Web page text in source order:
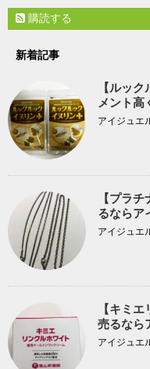
購読する
新着記事
【ルッ
メント高
アイジュエ
【プラ
るならア
アイジュエ
【キミ
売るなら
アイジュエ